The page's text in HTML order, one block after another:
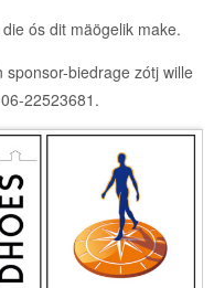
ós dit mäögelik make.
sponsor-biedrage zótj wille
22523681.